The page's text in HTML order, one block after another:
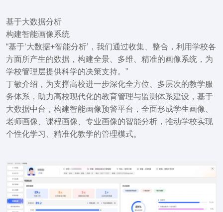
基于大数据分析
构建智能画像系统
“基于‘大数据+智能分析’，我们通过收集、整合，利用学校各
方面所产生的数据， 构建全景、多维、精准的画像系统，为
学校管理层提供科学的决策支持。 ”
丁敏介绍，为支撑高校进一步深化全方位、多层次的教学服
务体系，助力高校现代化的教育管理与监测体系建设，基于
大数据中台，构建智能画像预警平台，全面形成学生画像、
老师画像、课程画像、专业画像的智能分析，推动学校实现
个性化学习、精准化教学的管理模式。